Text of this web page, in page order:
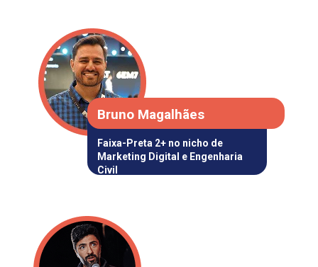
Bruno Magalhães
Faixa-Preta 2+ no nicho de
Marketing Digital e Engenharia
Civil